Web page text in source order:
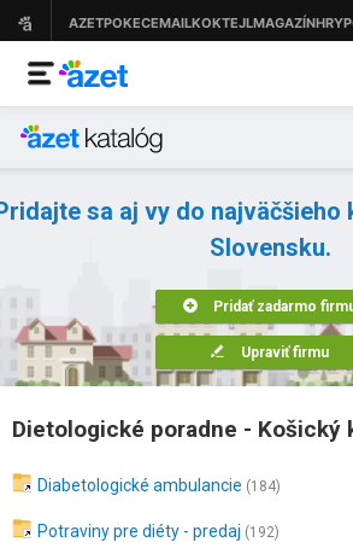
sa aj vy do najväčšieho
Slovensku.
Pridať zadarmo
Upraviť firmu
Dietologické poradne - Košický
Diabetologické ambulancie (184)
Potraviny pre diéty - predaj (192)